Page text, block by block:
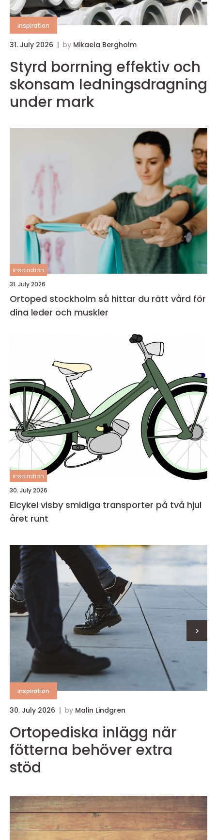
inspiration
31. July 2026 by Mikaela Bergholm
Styrd borrning effektiv och
skonsam ledningsdragning
under mark
inspiration
31. July 2026
Ortoped stockholm så hittar du rätt vård för
dina leder och muskler
inspiration
30. July 2026
Elcykel visby smidiga transporter på två hjul
året runt
inspiration
30. July 2026 by Malin Lindgren
Ortopediska inlägg när
fötterna behöver extra
stöd
>